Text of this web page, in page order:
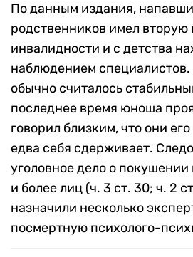
По данным издания,
родственников имел вторую
инвалидности и с детства
наблюдением специалистов.
обычно считалось
последнее время юноша
говорил близким, что они
едва себя сдерживает.
уголовное дело о покушении
и более лиц (ч. 3 ст. 30; ч. 2
назначили несколько
посмертную психолого-